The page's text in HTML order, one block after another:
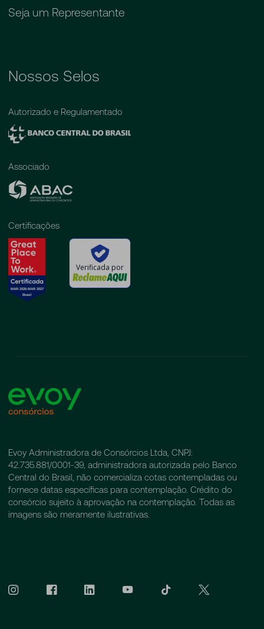
Seja um Representante
Nossos Selos
Autorizado e Regulamentado
Associado
Certificações
Verificada por
Evoy Administradora de Consórcios Ltda, CNPJ:
42.735.881/0001-39, administradora autorizada pelo Banco
Central do Brasil, não comercializa cotas contempladas ou
fornece datas específicas para contemplação. Crédito do
consórcio sujeito à aprovação na contemplação. Todas as
imagens são meramente ilustrativas.